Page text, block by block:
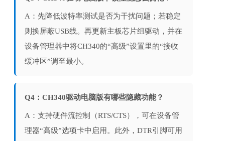
A：先降低波特率测试是否为干扰问题；若稳定
则换屏蔽USB线。再更新主板芯片组驱动，并在
设备管理器中将CH340的“高级”设置里的“接收
缓冲区”调至最小。
Q4：CH340驱动电脑版有哪些隐藏功能？
A：支持硬件流控制（RTS/CTS），可在设备管
理器“高级”选项卡中启用。此外，DTR引脚可用